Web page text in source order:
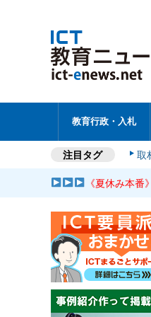
教育行政・入札
注目タグ 取
《夏休み本番